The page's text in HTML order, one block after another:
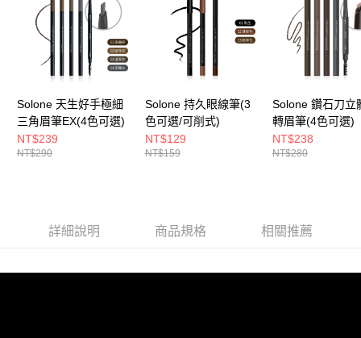
Solone 天生好手極細
三角眉筆EX(4色可選)
NT$239
NT$290
Solone 持久眼線筆(3
色可選/可削式)
NT$129
NT$159
Solone 鑽石刀立
轉眉筆(4色可選)
NT$238
NT$280
詳細說明 商品規格 相關推薦